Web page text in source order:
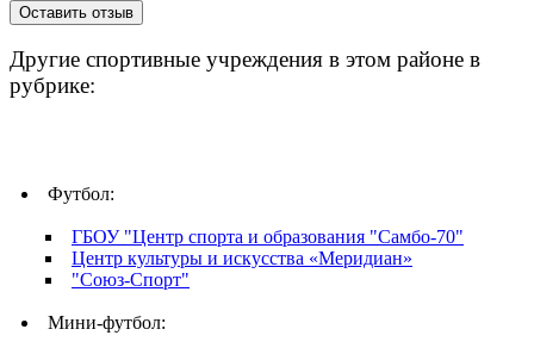
Другие спортивные учреждения в этом районе в
рубрике:
Футбол:
ГБОУ "Центр спорта и образования "Самбо-70"
Центр культуры и искусства «Меридиан»
"Союз-Спорт"
Мини-футбол: